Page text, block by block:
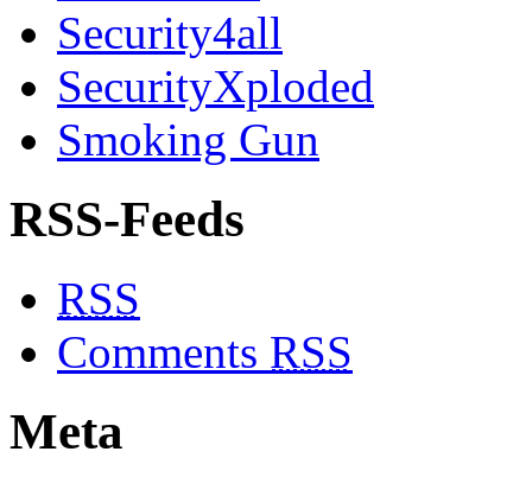
Security4all
SecurityXploded
Smoking Gun
RSS-Feeds
RSS
Comments RSS
Meta